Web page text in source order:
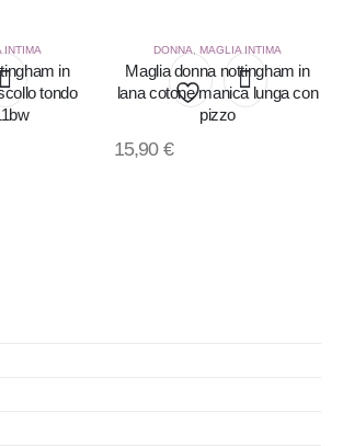
dei
desideri
INTIMA
in
tondo
Aggiungi
DONNA MAGLIA INTIMA
Maglia donna nottingham in
lana cotone manica lunga con
pizzo
15,90 €